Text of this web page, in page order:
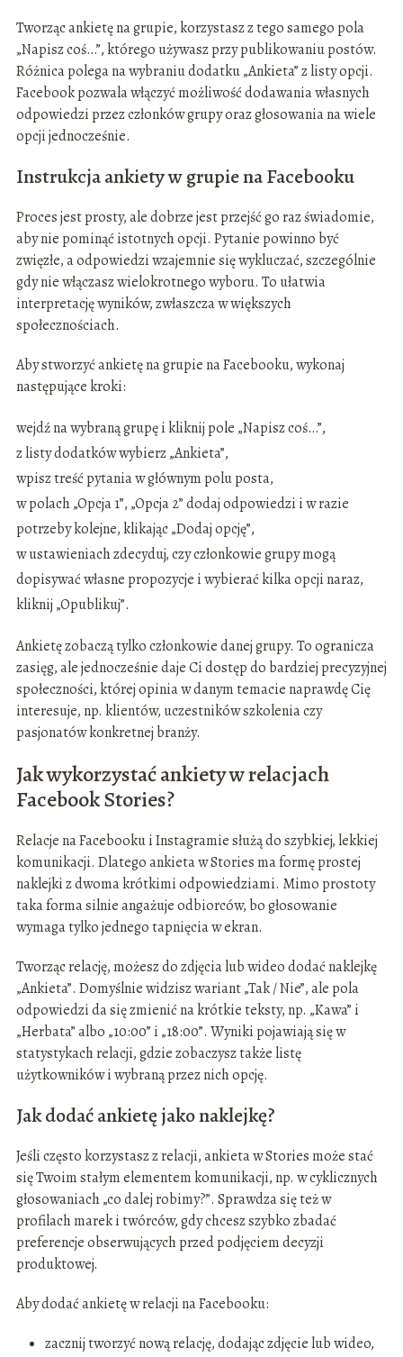
Tworząc ankietę na grupie, korzystasz z tego samego pola
„Napisz coś…”, którego używasz przy publikowaniu postów.
Różnica polega na wybraniu dodatku „Ankieta” z listy opcji.
Facebook pozwala włączyć możliwość dodawania własnych
odpowiedzi przez członków grupy oraz głosowania na wiele
opcji jednocześnie.
Instrukcja ankiety w grupie na Facebooku
Proces jest prosty, ale dobrze jest przejść go raz świadomie,
aby nie pominąć istotnych opcji. Pytanie powinno być
zwięzłe, a odpowiedzi wzajemnie się wykluczać, szczególnie
gdy nie włączasz wielokrotnego wyboru. To ułatwia
interpretację wyników, zwłaszcza w większych
społecznościach.
Aby stworzyć ankietę na grupie na Facebooku, wykonaj
następujące kroki:
wejdź na wybraną grupę i kliknij pole „Napisz coś…”,
z listy dodatków wybierz „Ankieta”,
wpisz treść pytania w głównym polu posta,
w polach „Opcja 1”, „Opcja 2” dodaj odpowiedzi i w razie
potrzeby kolejne, klikając „Dodaj opcję”,
w ustawieniach zdecyduj, czy członkowie grupy mogą
dopisywać własne propozycje i wybierać kilka opcji naraz,
kliknij „Opublikuj”.
Ankietę zobaczą tylko członkowie danej grupy. To ogranicza
zasięg, ale jednocześnie daje Ci dostęp do bardziej precyzyjnej
społeczności, której opinia w danym temacie naprawdę Cię
interesuje, np. klientów, uczestników szkolenia czy
pasjonatów konkretnej branży.
Jak wykorzystać ankiety w relacjach
Facebook Stories?
Relacje na Facebooku i Instagramie służą do szybkiej, lekkiej
komunikacji. Dlatego ankieta w Stories ma formę prostej
naklejki z dwoma krótkimi odpowiedziami. Mimo prostoty
taka forma silnie angażuje odbiorców, bo głosowanie
wymaga tylko jednego tapnięcia w ekran.
Tworząc relację, możesz do zdjęcia lub wideo dodać naklejkę
„Ankieta”. Domyślnie widzisz wariant „Tak / Nie”, ale pola
odpowiedzi da się zmienić na krótkie teksty, np. „Kawa” i
„Herbata” albo „10:00” i „18:00”. Wyniki pojawiają się w
statystykach relacji, gdzie zobaczysz także listę
użytkowników i wybraną przez nich opcję.
Jak dodać ankietę jako naklejkę?
Jeśli często korzystasz z relacji, ankieta w Stories może stać
się Twoim stałym elementem komunikacji, np. w cyklicznych
głosowaniach „co dalej robimy?”. Sprawdza się też w
profilach marek i twórców, gdy chcesz szybko zbadać
preferencje obserwujących przed podjęciem decyzji
produktowej.
Aby dodać ankietę w relacji na Facebooku:
zacznij tworzyć nową relację, dodając zdjęcie lub wideo,